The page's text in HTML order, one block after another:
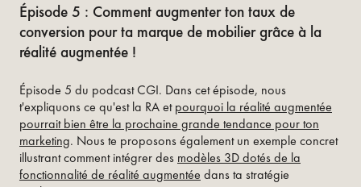
Épisode 5 : Comment augmenter ton taux de
conversion pour ta marque de mobilier grâce à la
réalité augmentée !
Épisode 5 du podcast CGI. Dans cet épisode, nous
t'expliquons ce qu'est la RA etpourquoi la réalité augmentée
pourrait bien être la prochaine grande tendance pour ton
marketing. Nous te proposons également un exemple concret
illustrant comment intégrer des modèles 3D dotés de la
fonctionnalité de réalité augmentée dans ta stratégie